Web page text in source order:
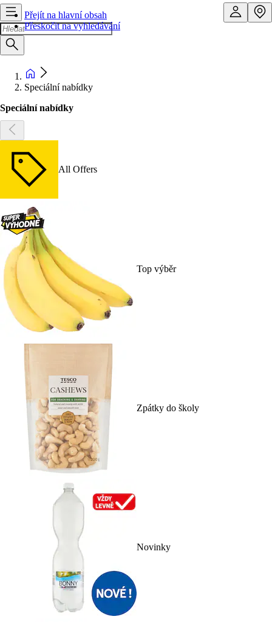
Přejít na hlavní obsah
Přeskočit na vyhledávání
Speciální nabídky
Speciální nabídky
All Offers
Top výběr
Zpátky do školy
Novinky